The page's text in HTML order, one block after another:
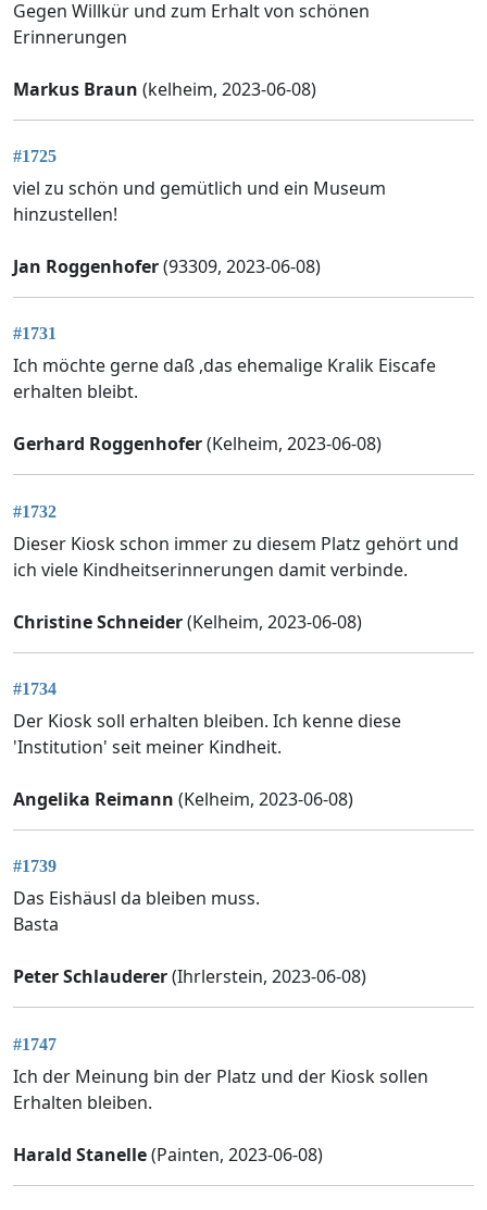
Gegen Willkür und zum Erhalt von schönen
Erinnerungen
Markus Braun (kelheim, 2023-06-08)
#1725
viel zu schön und gemütlich und ein Museum
hinzustellen!
Jan Roggenhofer(93309, 2023-06-08)
#1731
Ich möchte gerne daß ,das ehemalige Kralik Eiscafe
erhalten bleibt.
Gerhard Roggenhofer(Kelheim, 2023-06-08)
#1732
Dieser Kiosk schon immer zu diesem Platz gehört und
ich viele Kindheitserinnerungen damit verbinde.
Christine Schneider(Kelheim, 2023-06-08)
#1734
Der Kiosk soll erhalten bleiben. Ich kenne diese
'Institution' seit meiner Kindheit.
Angelika Reimann (Kelheim, 2023-06-08)
#1739
Das Eishäusl da bleiben muss.
Basta
Peter Schlauderer(Ihrlerstein, 2023-06-08)
#1747
Ich der Meinung bin der Platz und der Kiosk sollen
Erhalten bleiben.
Harald Stanelle(Painten, 2023-06-08)